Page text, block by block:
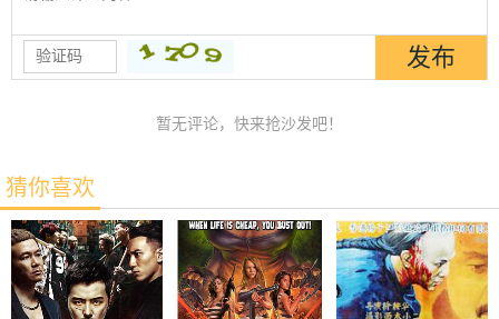
暂无评论，快来抢沙发吧！
猜你喜欢